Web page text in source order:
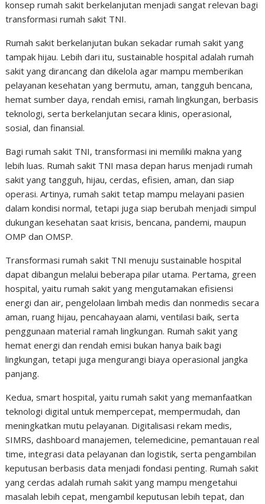
konsep rumah sakit berkelanjutan menjadi sangat relevan bagi
transformasi rumah sakit TNI.
Rumah sakit berkelanjutan bukan sekadar rumah sakit yang
tampak hijau. Lebih dari itu, sustainable hospital adalah rumah
sakit yang dirancang dan dikelola agar mampu memberikan
pelayanan kesehatan yang bermutu, aman, tangguh bencana,
hemat sumber daya, rendah emisi, ramah lingkungan, berbasis
teknologi, serta berkelanjutan secara klinis, operasional,
sosial, dan finansial.
Bagi rumah sakit TNI, transformasi ini memiliki makna yang
lebih luas. Rumah sakit TNI masa depan harus menjadi rumah
sakit yang tangguh, hijau, cerdas, efisien, aman, dan siap
operasi. Artinya, rumah sakit tetap mampu melayani pasien
dalam kondisi normal, tetapi juga siap berubah menjadi simpul
dukungan kesehatan saat krisis, bencana, pandemi, maupun
OMP dan OMSP.
Transformasi rumah sakit TNI menuju sustainable hospital
dapat dibangun melalui beberapa pilar utama. Pertama, green
hospital, yaitu rumah sakit yang mengutamakan efisiensi
energi dan air, pengelolaan limbah medis dan nonmedis secara
aman, ruang hijau, pencahayaan alami, ventilasi baik, serta
penggunaan material ramah lingkungan. Rumah sakit yang
hemat energi dan rendah emisi bukan hanya baik bagi
lingkungan, tetapi juga mengurangi biaya operasional jangka
panjang.
Kedua, smart hospital, yaitu rumah sakit yang memanfaatkan
teknologi digital untuk mempercepat, mempermudah, dan
meningkatkan mutu pelayanan. Digitalisasi rekam medis,
SIMRS, dashboard manajemen, telemedicine, pemantauan real
time, integrasi data pelayanan dan logistik, serta pengambilan
keputusan berbasis data menjadi fondasi penting. Rumah sakit
yang cerdas adalah rumah sakit yang mampu mengetahui
masalah lebih cepat, mengambil keputusan lebih tepat, dan